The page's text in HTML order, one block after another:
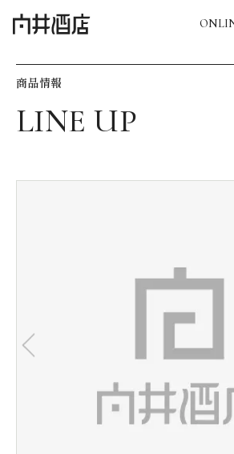
飲食店経営のお客様
お気に入り機能の活用方法
会社情報
商品情報